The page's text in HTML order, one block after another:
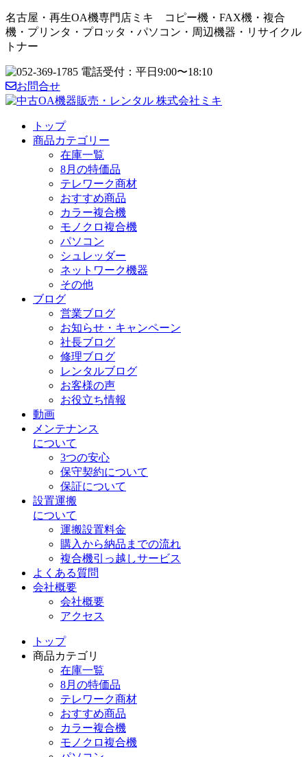
名古屋・再生OA機専門店ミキ コピー機・FAX機・複合
機・プリンタ・プロッタ・パソコン・周辺機器・リサイクル
トナー
お問合せ
トップ
商品カテゴリー
在庫一覧
8月の特価品
テレワーク商材
おすすめ商品
カラー複合機
モノクロ複合機
パソコン
シュレッダー
ネットワーク機器
その他
ブログ
営業ブログ
お知らせ・キャンペーン
社長ブログ
修理ブログ
レンタルブログ
お客様の声
お役立ち情報
動画
メンテナンス
について
3つの安心
保守契約について
保証について
設置運搬
について
運搬設置料金
購入から納品までの流れ
複合機引っ越しサービス
よくある質問
会社概要
会社概要
アクセス
トップ
商品カテゴリ
在庫一覧
8月の特価品
テレワーク商材
おすすめ商品
カラー複合機
モノクロ複合機